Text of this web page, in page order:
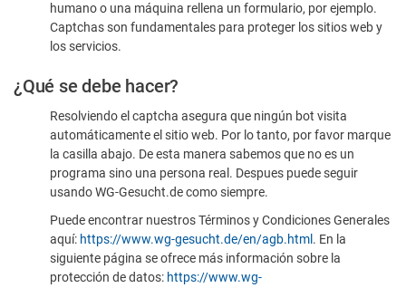
humano
humano o una máquina rellena un formulario, por ejemplo.
Captchas son fundamentales para proteger los sitios web y
los servicios.
¿Qué se debe hacer?
Resolviendo el captcha asegura que ningún bot visita
automáticamente el sitio web. Por lo tanto, por favor marque
la casilla abajo. De esta manera sabemos que no es un
programa sino una persona real. Despues puede seguir
usando WG-Gesucht.de como siempre.
Puede encontrar nuestros Términos y Condiciones Generales
aquí: https://www.wg-gesucht.de/en/agb.html . En la
siguiente página se ofrece más información sobre la
protección de datos: https://www.wg-